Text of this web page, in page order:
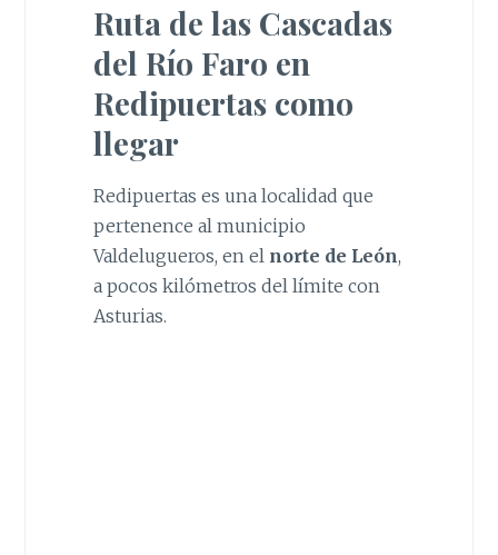
Ruta de las Cascadas
del Río Faro en
Redipuertas como
llegar
Redipuertas es una localidad que
pertenence al municipio
Valdelugueros, en el norte de León,
a pocos kilómetros del límite con
Asturias.